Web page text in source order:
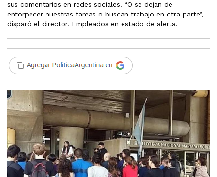
sus comentarios en redes sociales. “O se dejan de
entorpecer nuestras tareas o buscan trabajo en otra parte”,
disparó el director. Empleados en estado de alerta.